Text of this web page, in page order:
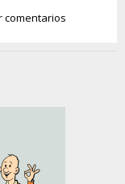
comentarios